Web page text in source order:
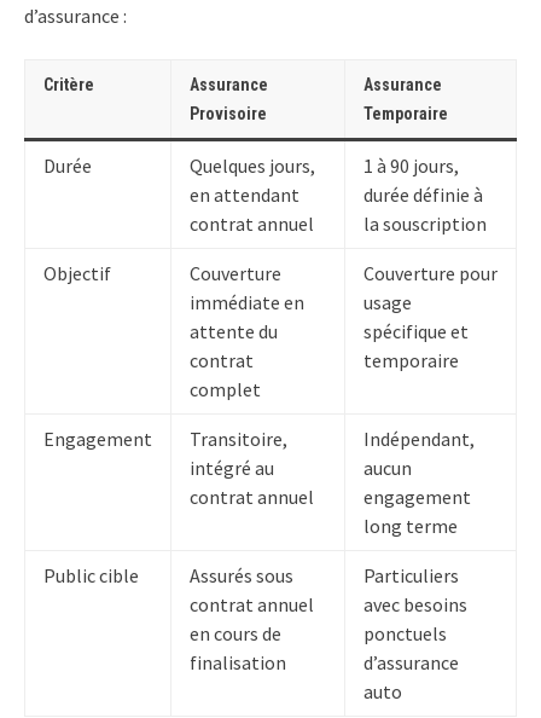
d’assurance :
Critère
Assurance
Provisoire
Assurance
Temporaire
Durée
Quelques jours,
en attendant
contrat annuel
1 à 90 jours,
durée définie à
la souscription
Objectif
Couverture
immédiate en
attente du
contrat
complet
Couverture pour
usage
spécifique et
temporaire
Engagement
Transitoire,
intégré au
contrat annuel
Indépendant,
aucun
engagement
long terme
Public cible
Assurés sous
contrat annuel
en cours de
finalisation
Particuliers
avec besoins
ponctuels
d’assurance
auto